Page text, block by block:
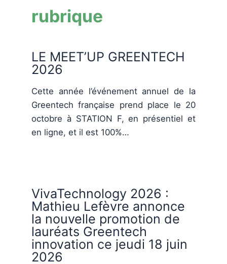
rubrique
LE MEET’UP GREENTECH
2026
Cette année l’événement annuel de la
Greentech française prend place le 20
octobre à STATION F, en présentiel et
en ligne, et il est 100%…
VivaTechnology 2026 :
Mathieu Lefèvre annonce
la nouvelle promotion de
lauréats Greentech
innovation ce jeudi 18 juin
2026